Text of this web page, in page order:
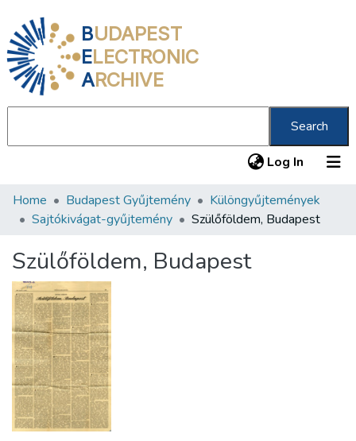
BUDAPEST
ELECTRONIC
ARCHIVE
Search
Log In (current)
Communities & Collections
Statistics
About us
Home Budapest Gyűjtemény
Különgyűjtemények
Sajtókivágat-gyűjtemény
Szülőföldem, Budapest
Szülőföldem, Budapest